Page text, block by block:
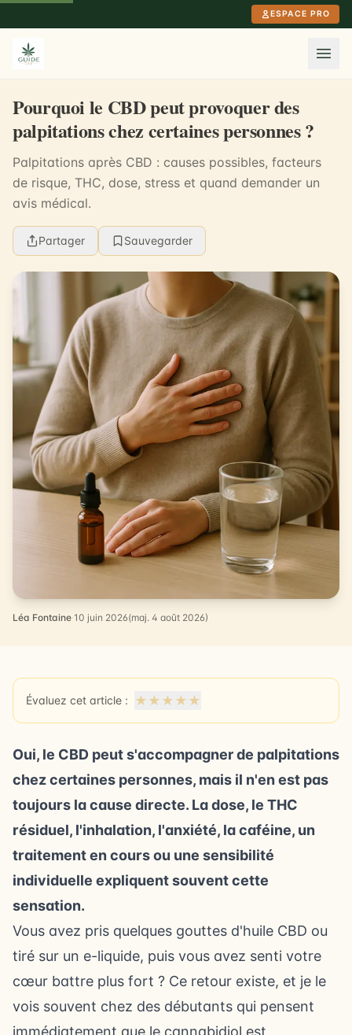
ESPACE PRO
Pourquoi le CBD peut provoquer des
palpitations chez certaines personnes ?
Palpitations après CBD : causes possibles, facteurs
de risque, THC, dose, stress et quand demander un
avis médical.
Partager Sauvegarder
Léa Fontaine·10 juin 2026(maj. 4 août 2026)
Évaluez cet article : ★ ★ ★ ★ ★
Oui, le CBD peut s'accompagner de palpitations
chez certaines personnes, mais il n'en est pas
toujours la cause directe. La dose, le THC
résiduel, l'inhalation, l'anxiété, la caféine, un
traitement en cours ou une sensibilité
individuelle expliquent souvent cette
sensation.
Vous avez pris quelques gouttes d'huile CBD ou
tiré sur un e-liquide, puis vous avez senti votre
cœur battre plus fort ? Ce retour existe, et je le
vois souvent chez des débutants qui pensent
immédiatement que le cannabidiol est